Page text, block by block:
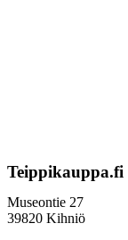
Teippikauppa.fi
Museontie 27
39820 Kihniö